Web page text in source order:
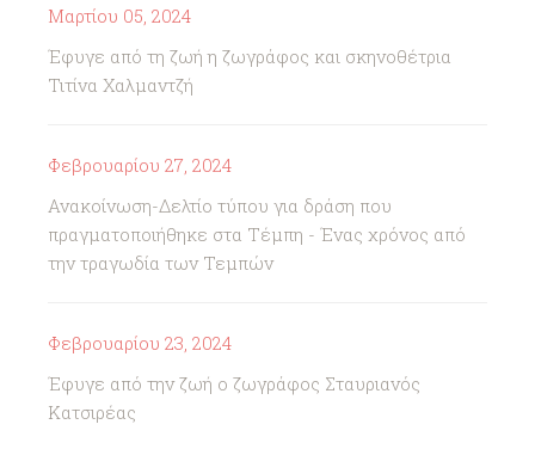
Μαρτίου 05, 2024
Έφυγε από τη ζωή η ζωγράφος και σκηνοθέτρια
Τιτίνα Χαλμαντζή
Φεβρουαρίου 27, 2024
Ανακοίνωση-Δελτίο τύπου για δράση που
πραγματοποιήθηκε στα Τέμπη - Ένας χρόνος από
την τραγωδία των Τεμπών
Φεβρουαρίου 23, 2024
Έφυγε από την ζωή ο ζωγράφος Σταυριανός
Κατσιρέας